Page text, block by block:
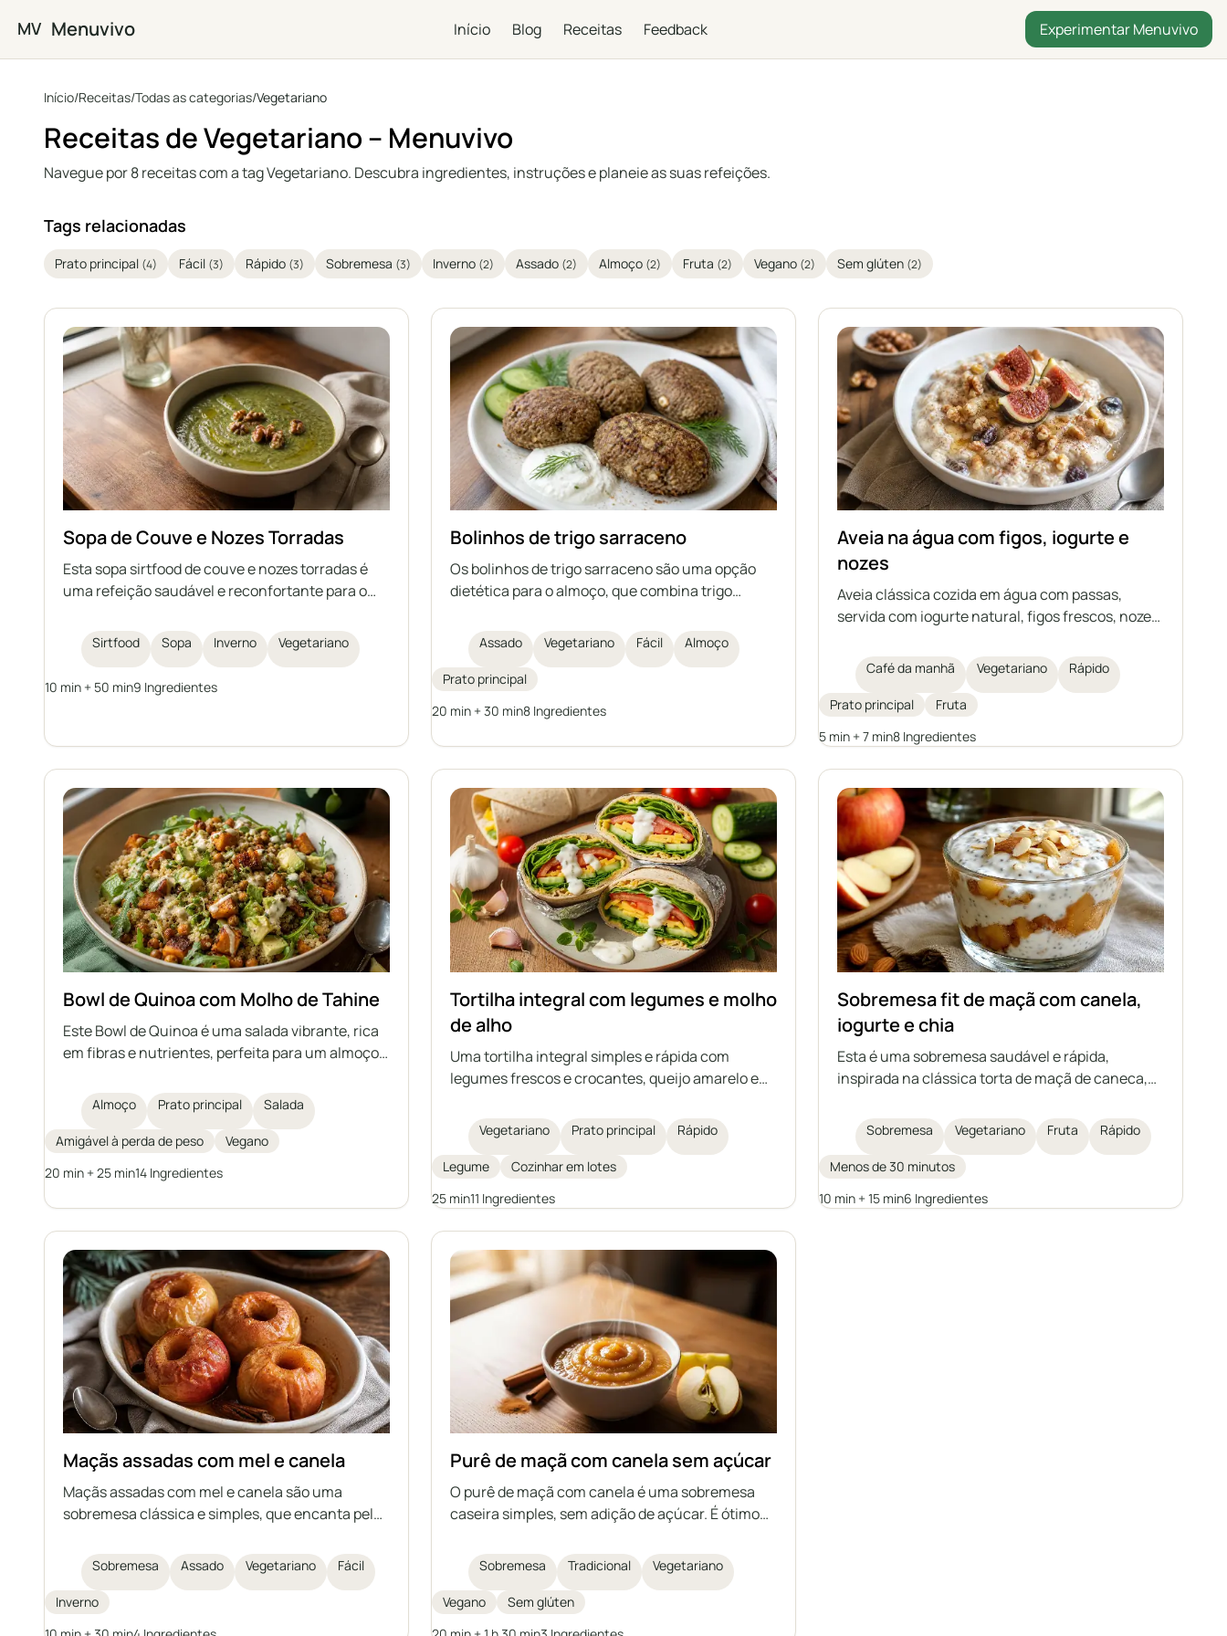
Saltar para o conteúdo principal
MV Menuvivo Início Blog Receitas Feedback Experimentar Menuvivo
Início/Receitas/Todas as categorias/Vegetariano
Receitas de Vegetariano – Menuvivo
Navegue por 8 receitas com a tag Vegetariano. Descubra ingredientes, instruções e planeie as suas refeições.
Tags relacionadas
Prato principal (4) Fácil (3) Rápido (3) Sobremesa (3) Inverno (2) Assado (2) Almoço (2) Fruta (2) Vegano (2) Sem glúten (2)
Sopa de Couve e Nozes Torradas
Esta sopa sirtfood de couve e nozes torradas é
uma refeição saudável e reconfortante para o
coberta com nozes crocantes, é ao mesmo
tempo aconchegante e deliciosa.
Sirtfood Sopa Inverno Vegetariano
10 min + 50 min9 Ingredientes
Bolinhos de trigo sarraceno
Os bolinhos de trigo sarraceno são uma opção
dietética para o almoço, que combina trigo
moída e farelo. São assados, não fritos,
tornando-os mais leves e ricos em fibras e
proteínas. É um prato fácil e rápido de preparar,
tradicionais hambúrgueres.
Assado Vegetariano Fácil Almoço
Prato principal
20 min + 30 min8 Ingredientes
Aveia na água com figos, iogurte e
nozes
Aveia clássica cozida em água com passas,
servida com iogurte natural, figos frescos, nozes,
pequeno-almoço ou jantar rápido, saudável e
leve. Cada um pode enriquecer a aveia com as
suas frutas favoritas ou substituições para criar
manhã.
Café da manhã Vegetariano Rápido
Prato principal
Fruta
5 min + 7 min8 Ingredientes
Bowl de Quinoa com Molho de Tahine
Este Bowl de Quinoa é uma salada vibrante, rica
em fibras e nutrientes, perfeita para um almoço
grão-de-bico, rúcula fresca, abacate e brotos de
abóbora, é finalizado com um molho caseiro de
tahine para dar mais sabor e cremosidade. Ideal
refeição vegetal nutritiva e saciante.
Almoço Prato principal Salada
Amigável à perda de peso
Vegano
20 min + 25 min14 Ingredientes
Tortilha integral com legumes e molho
de alho
Uma tortilha integral simples e rápida com
legumes frescos e crocantes, queijo amarelo e
iogurte natural e maionese. Ideal como lanche
nutritivo, almoço ou jantar leve. Um prato fácil de
preparar e rico em sabor.
Vegetariano Prato principal Rápido
Legume
Cozinhar em lotes
25 min11 Ingredientes
Sobremesa fit de maçã com canela,
iogurte e chia
Esta é uma sobremesa saudável e rápida,
inspirada na clássica torta de maçã de caneca,
maçãs cozidas com canela, um delicado creme
de iogurte com sementes de chia e amêndoas
crocantes por cima. Ideal para quem se preocupa
Sobremesa Vegetariano Fruta Rápido
Menos de 30 minutos
10 min + 15 min6 Ingredientes
Maçãs assadas com mel e canela
Maçãs assadas com mel e canela são uma
sobremesa clássica e simples, que encanta pelo
o interior delicado e suculento. Esta receita é
rápida de preparar, perfeita para noites de
inverno ou como uma sobremesa leve para
Sobremesa Assado Vegetariano Fácil
Inverno
Purê de maçã com canela sem açúcar
O purê de maçã com canela é uma sobremesa
caseira simples, sem adição de açúcar. É ótimo
pratos. Pode ser preparado com antecedência e
armazenado por mais tempo.
Sobremesa Tradicional Vegetariano
Vegano
Sem glúten